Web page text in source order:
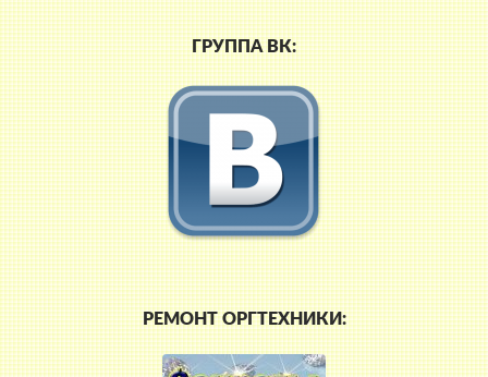
ГРУППА ВК:
РЕМОНТ ОРГТЕХНИКИ: